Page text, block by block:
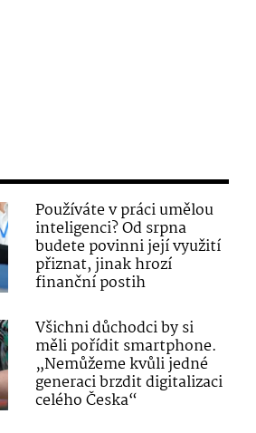
Používáte v práci umělou
inteligenci? Od srpna
budete povinni její využití
přiznat, jinak hrozí
finanční postih
Všichni důchodci by si
měli pořídit smartphone.
„Nemůžeme kvůli jedné
generaci brzdit digitalizaci
celého Česka“